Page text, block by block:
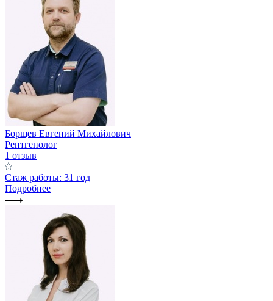
Борщев Евгений Михайлович
Рентгенолог
1 отзыв
Стаж работы: 31 год
Подробнее